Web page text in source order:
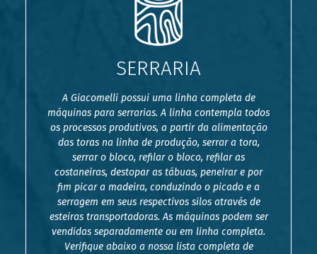
SERRARIA
A Giacomelli possui uma linha completa de
máquinas para serrarias. A linha contempla todos
os processos produtivos, a partir da alimentação
das toras na linha de produção, serrar a tora,
serrar o bloco, refilar o bloco, refilar as
costaneiras, destopar as tábuas, peneirar e por
fim picar a madeira, conduzindo o picado e a
serragem em seus respectivos silos através de
esteiras transportadoras. As máquinas podem ser
vendidas separadamente ou em linha completa.
Verifique abaixo a nossa lista completa de